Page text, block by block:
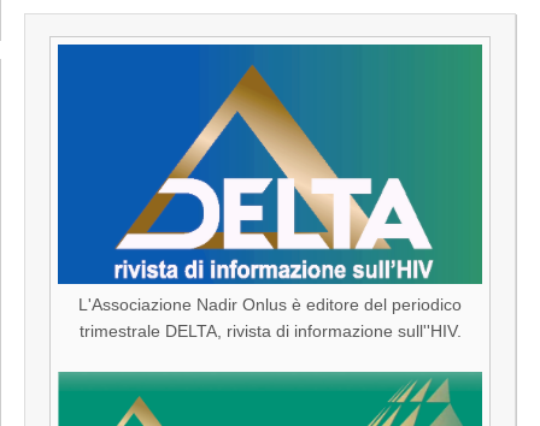
L'Associazione Nadir Onlus è editore del periodico
trimestrale DELTA, rivista di informazione sull''HIV.